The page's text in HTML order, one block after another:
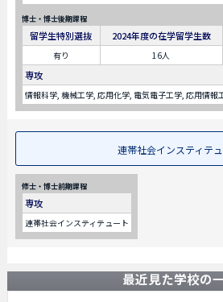
博士・博士後期課程
留学生特別選抜 2024年度の在学留学生数
有り 16人
専攻
情報科学, 機械工学, 応用化学, 電気電子工学, 応用情報
連帯社会インスティテ
修士・博士前期課程
専攻
連帯社会インスティテュート
最近見た学校の